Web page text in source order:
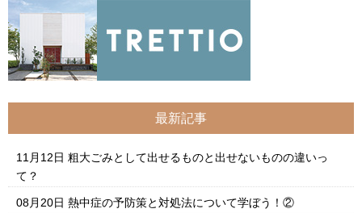
最新記事
11月12日 粗大ごみとして出せるものと出せないものの違いっ
て？
08月20日 熱中症の予防策と対処法について学ぼう！②